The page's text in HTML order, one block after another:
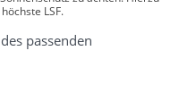
LSF.
passenden